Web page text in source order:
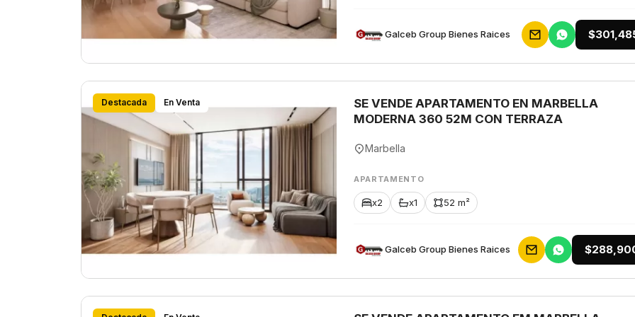
Galceb Group Bienes Raices
Destacada En Venta
SE VENDE APARTAMENTO EN MARBELLA
MODERNA 360 52M CON TERRAZA
Marbella
APARTAMENTO
x2 x1 52 m²
Galceb Group Bienes Raices